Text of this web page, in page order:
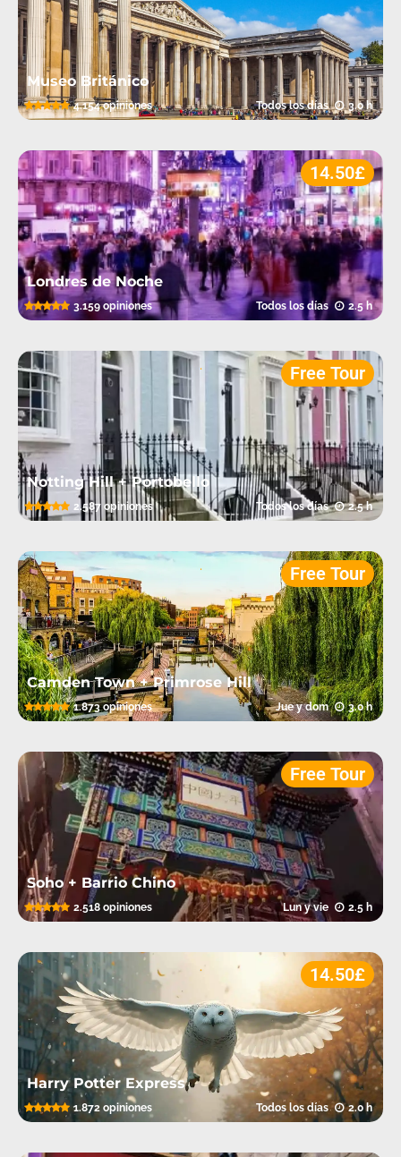
Museo Británico
Todos los días 3.0 h
5.0 4.154 opiniones
.
Londres de Noche
Todos los días 2.5 h
5.0 3.159 opiniones
14.50£
.
Notting Hill + Portobello
Todos los días 2.5 h
5.0 2.587 opiniones
Free Tour
.
Camden Town + Primrose Hill
Jue y dom 3.0 h
5.0 1.873 opiniones
Free Tour
.
Soho + Barrio Chino
Lun y vie 2.5 h
5.0 2.518 opiniones
Free Tour
.
Harry Potter Express
Todos los días 2.0 h
5.0 1.872 opiniones
14.50£